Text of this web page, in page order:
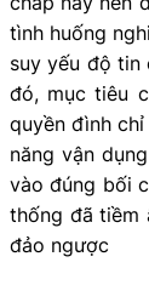
tình huống
suy yếu độ tin
đó, mục tiêu
quyền đình
năng vận
vào đúng bối
thống đã tiềm
đảo ngược